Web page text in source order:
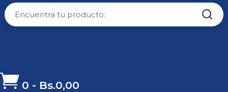
 0 - Bs.0,00